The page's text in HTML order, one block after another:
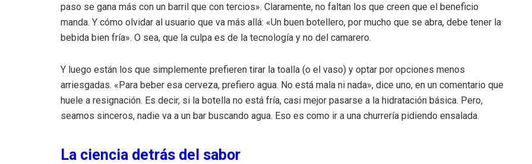
paso se gana más con un barril que con tercios». Claramente, no faltan los que creen que el beneficio
manda. Y cómo olvidar al usuario que va más allá: «Un buen botellero, por mucho que se abra, debe tener la
bebida bien fría». O sea, que la culpa es de la tecnología y no del camarero.
Y luego están los que simplemente prefieren tirar la toalla (o el vaso) y optar por opciones menos
arriesgadas. «Para beber esa cerveza, prefiero agua. No está mala ni nada», dice uno, en un comentario que
huele a resignación. Es decir, si la botella no está fría, casi mejor pasarse a la hidratación básica. Pero,
seamos sinceros, nadie va a un bar buscando agua. Eso es como ir a una churrería pidiendo ensalada.
La ciencia detrás del sabor